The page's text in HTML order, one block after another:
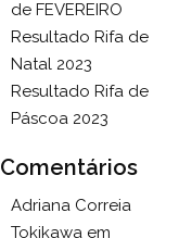
de FEVEREIRO
Resultado Rifa de
Natal 2023
Resultado Rifa de
Páscoa 2023
Comentários
Adriana Correia
Tokikawaem